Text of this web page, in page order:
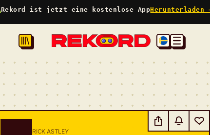
Rekord ist jetzt eine kostenlose AppHerunterladen